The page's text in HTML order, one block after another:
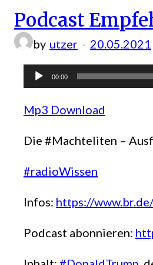
Podcast
by utzer 20.05.2021
Audio-
Player
00:00
Mp3 Download
Die #Machteliten –
#radioWissen
Infos: https://
Podcast abonnieren: